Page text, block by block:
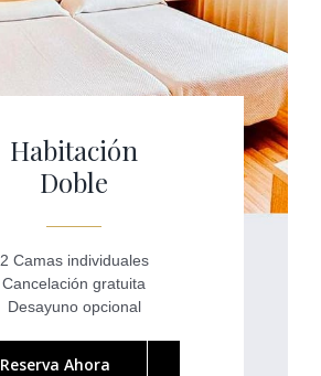
Habitación
Doble
2 Camas individuales
Cancelación gratuita
Desayuno opcional
Reserva Ahora